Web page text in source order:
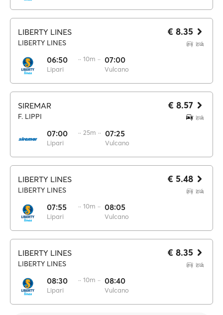
LIBERTY LINES
LIBERTY LINES
06:50
Lipari
·· 10m ·· 07:00
Vulcano
€ 8.35
SIREMAR
F. LIPPI
07:00
Lipari
·· 25m ·· 07:25
Vulcano
€ 8.57
LIBERTY LINES
LIBERTY LINES
07:55
Lipari
·· 10m ·· 08:05
Vulcano
€ 5.48
LIBERTY LINES
LIBERTY LINES
08:30
Lipari
·· 10m ·· 08:40
Vulcano
€ 8.35